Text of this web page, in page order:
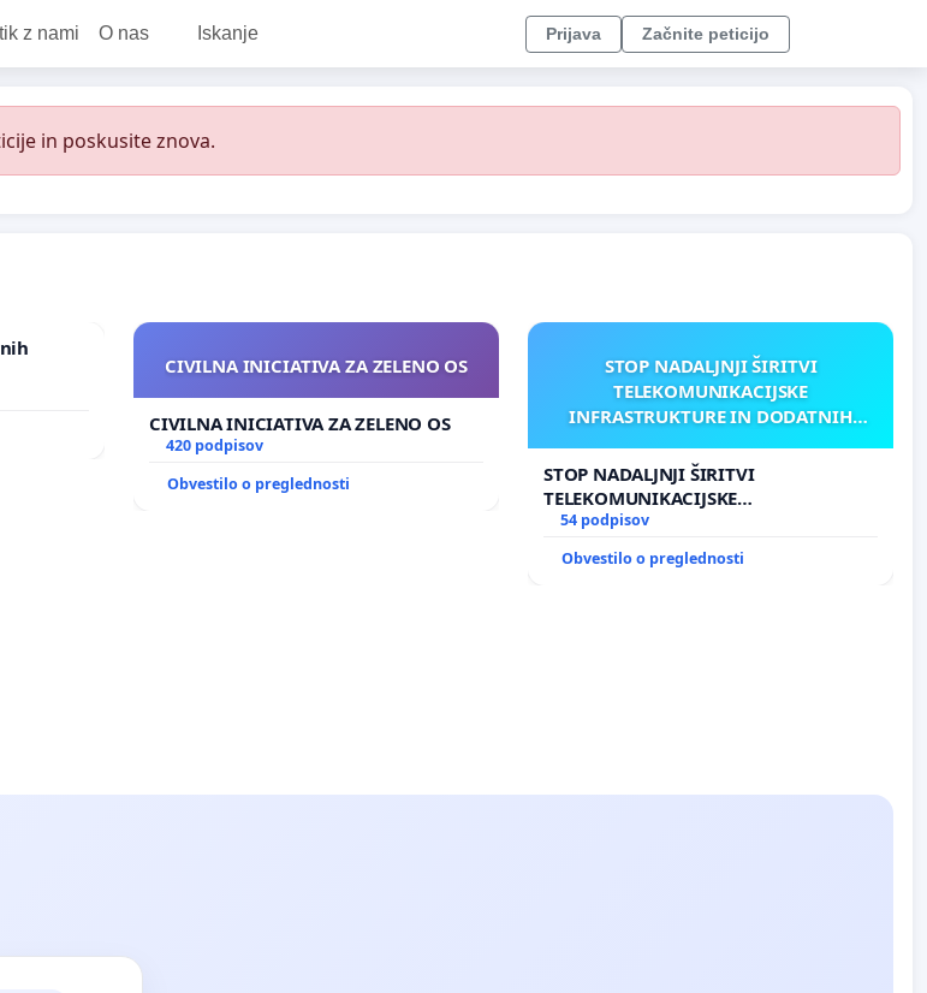
z nami O nas Iskanje Prijava Začnite peticijo
in poskusite znova.
CIVILNA INICIATIVA ZA ZELENO OS
CIVILNA INICIATIVA ZA ZELENO OS
420 podpisov
Obvestilo o preglednosti
STOP NADALJNJI ŠIRITVI
TELEKOMUNIKACIJSKE
INFRASTRUKTURE IN DODATNIH
STOP NADALJNJI ŠIRITVI
TELEKOMUNIKACIJSKE
INFRASTRUKTURE IN DODATNIH
ANTEN V GRADIŠČAKU
54 podpisov
Obvestilo o preglednosti